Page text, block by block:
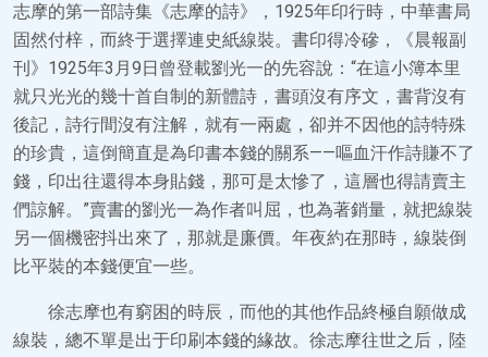
志摩的第一部詩集《志摩的詩》，1925年印行時，中華書局
固然付梓，而終于選擇連史紙線裝。書印得冷磣，《晨報副
刊》1925年3月9日曾登載劉光一的先容說：“在這小簿本里
就只光光的幾十首自制的新體詩，書頭沒有序文，書背沒有
後記，詩行間沒有注解，就有一兩處，卻并不因他的詩特殊
的珍貴，這倒簡直是為印書本錢的關系——嘔血汗作詩賺不了
錢，印出往還得本身貼錢，那可是太慘了，這層也得請賣主
們諒解。”賣書的劉光一為作者叫屈，也為著銷量，就把線裝
另一個機密抖出來了，那就是廉價。年夜約在那時，線裝倒
比平裝的本錢便宜一些。
徐志摩也有窮困的時辰，而他的其他作品終極自願做成
線裝，總不單是出于印刷本錢的緣故。徐志摩往世之后，陸